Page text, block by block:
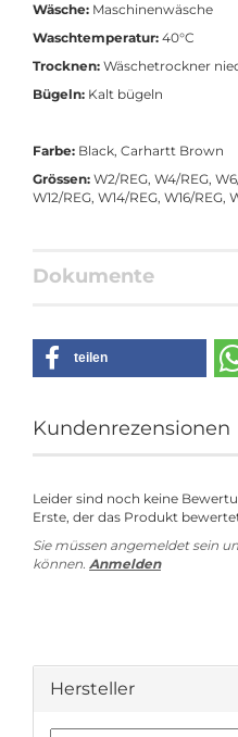
Wäsche: Maschinenwäsche
Waschtemperatur: 40°C
Trocknen: Wäschetrockner
Bügeln: Kalt bügeln
Farbe: Black, Carhartt Brown
Grössen: W2/REG, W4/REG,
W12/REG, W14/REG, W16/REG,
Dokumente
teilen
Kundenrezensionen
Leider sind noch keine
Erste, der das Produkt
Sie müssen angemeldet sein
können. Anmelden
Hersteller